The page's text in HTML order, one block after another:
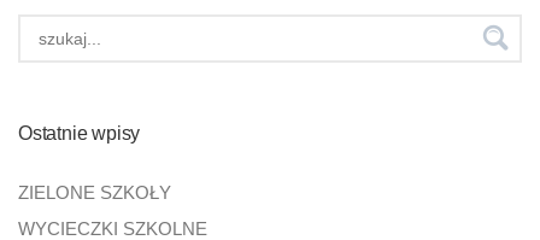
Ostatnie wpisy
ZIELONE SZKOŁY
WYCIECZKI SZKOLNE